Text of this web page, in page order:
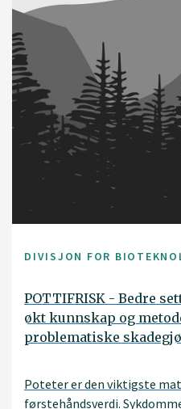
DIVISJON FOR
POTTIFRISK - Bedre
økt kunnskap og
problematiske
Poteter er den viktigste
førstehåndsverdi.